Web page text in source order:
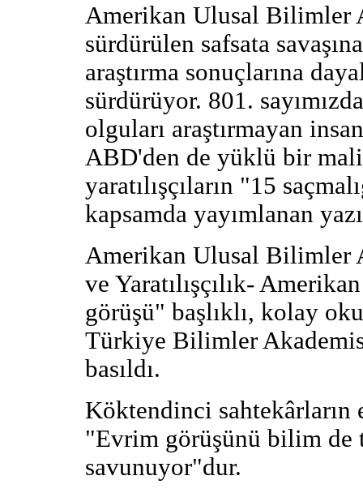
Amerikan Ulusal Bilimler
sürdürülen safsata
araştırma sonuçlarına
sürdürüyor. 801.
olguları araştırmayan
ABD'den de yüklü bir
yaratılışçıların "15
kapsamda yayımlanan
Amerikan Ulusal Bilimler
ve Yaratılışçılık-
görüşü" başlıklı, kolay
Türkiye Bilimler
basıldı.
Köktendinci sahtekârların
"Evrim görüşünü bilim de
savunuyor"dur.